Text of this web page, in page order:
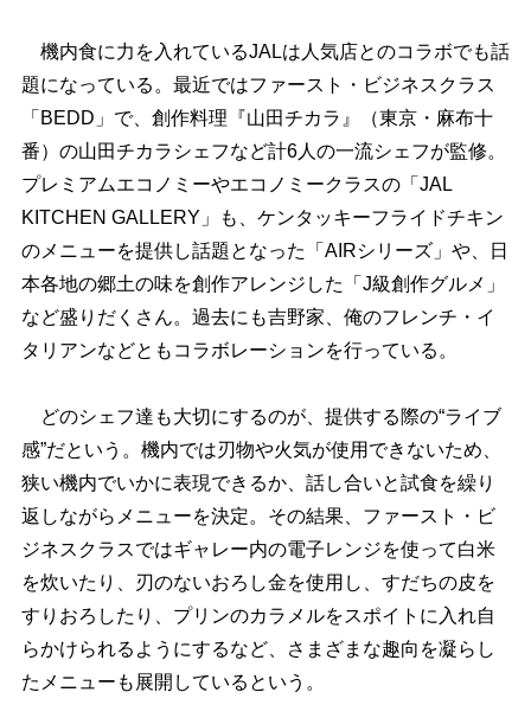
機内食に力を入れているJALは人気店とのコラボでも話
題になっている。最近ではファースト・ビジネスクラス
「BEDD」で、創作料理『山田チカラ』（東京・麻布十
番）の山田チカラシェフなど計6人の一流シェフが監修。
プレミアムエコノミーやエコノミークラスの「JAL
KITCHEN GALLERY」も、ケンタッキーフライドチキン
のメニューを提供し話題となった「AIRシリーズ」や、日
本各地の郷土の味を創作アレンジした「J級創作グルメ」
など盛りだくさん。過去にも吉野家、俺のフレンチ・イ
タリアンなどともコラボレーションを行っている。
どのシェフ達も大切にするのが、提供する際の“ライブ
感”だという。機内では刃物や火気が使用できないため、
狭い機内でいかに表現できるか、話し合いと試食を繰り
返しながらメニューを決定。その結果、ファースト・ビ
ジネスクラスではギャレー内の電子レンジを使って白米
を炊いたり、刃のないおろし金を使用し、すだちの皮を
すりおろしたり、プリンのカラメルをスポイトに入れ自
らかけられるようにするなど、さまざまな趣向を凝らし
たメニューも展開しているという。